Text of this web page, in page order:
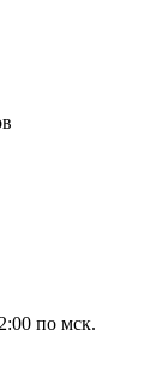
по мск.